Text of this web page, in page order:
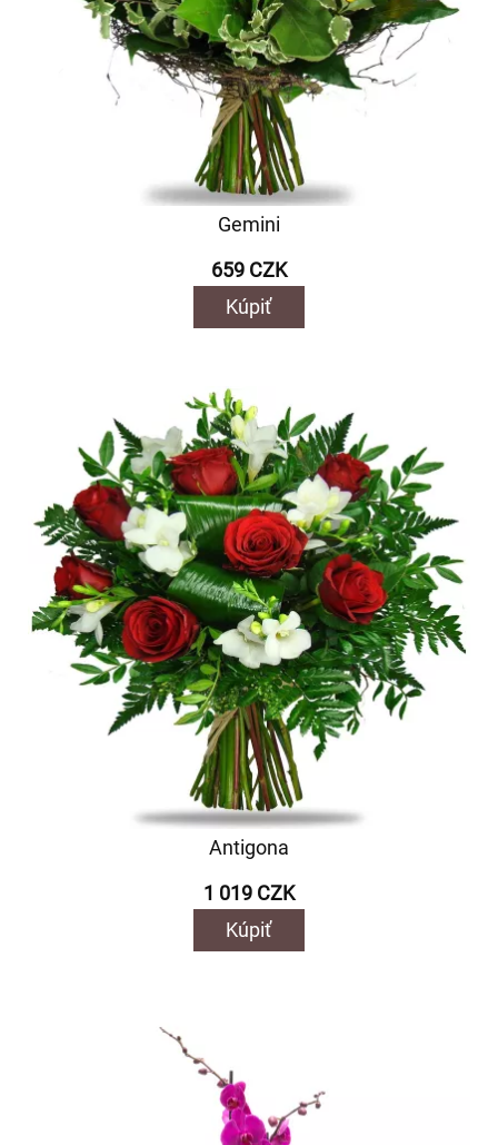
Gemini
659 CZK
Kúpiť
Antigona
1 019 CZK
Kúpiť